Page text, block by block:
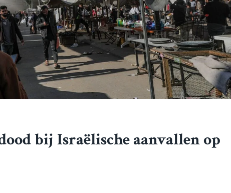
bij Israëlische aanvallen op